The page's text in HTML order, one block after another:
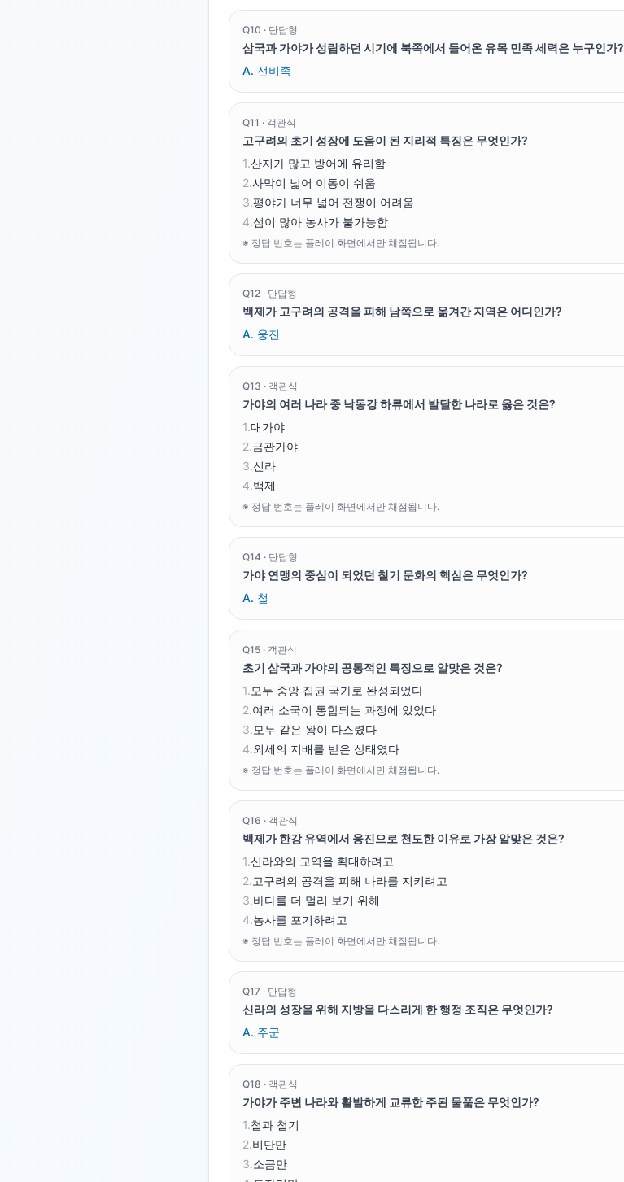
Q10 · 단답형
삼국과 가야가 성립하던 시기에 북쪽에서 들어온 유목 민족 세력은 누구인가?
A. 선비족
Q11 · 객관식
고구려의 초기 성장에 도움이 된 지리적 특징은 무엇인가?
1.산지가 많고 방어에 유리함
2.사막이 넓어 이동이 쉬움
3.평야가 너무 넓어 전쟁이 어려움
4.섬이 많아 농사가 불가능함
※ 정답 번호는 플레이 화면에서만 채점됩니다.
Q12 · 단답형
백제가 고구려의 공격을 피해 남쪽으로 옮겨간 지역은 어디인가?
A. 웅진
Q13 · 객관식
가야의 여러 나라 중 낙동강 하류에서 발달한 나라로 옳은 것은?
1.대가야
2.금관가야
3.신라
4.백제
※ 정답 번호는 플레이 화면에서만 채점됩니다.
Q14 · 단답형
가야 연맹의 중심이 되었던 철기 문화의 핵심은 무엇인가?
A. 철
Q15 · 객관식
초기 삼국과 가야의 공통적인 특징으로 알맞은 것은?
1.모두 중앙 집권 국가로 완성되었다
2.여러 소국이 통합되는 과정에 있었다
3.모두 같은 왕이 다스렸다
4.외세의 지배를 받은 상태였다
※ 정답 번호는 플레이 화면에서만 채점됩니다.
Q16 · 객관식
백제가 한강 유역에서 웅진으로 천도한 이유로 가장 알맞은 것은?
1.신라와의 교역을 확대하려고
2.고구려의 공격을 피해 나라를 지키려고
3.바다를 더 멀리 보기 위해
4.농사를 포기하려고
※ 정답 번호는 플레이 화면에서만 채점됩니다.
Q17 · 단답형
신라의 성장을 위해 지방을 다스리게 한 행정 조직은 무엇인가?
A. 주군
Q18 · 객관식
가야가 주변 나라와 활발하게 교류한 주된 물품은 무엇인가?
1.철과 철기
2.비단만
3.소금만